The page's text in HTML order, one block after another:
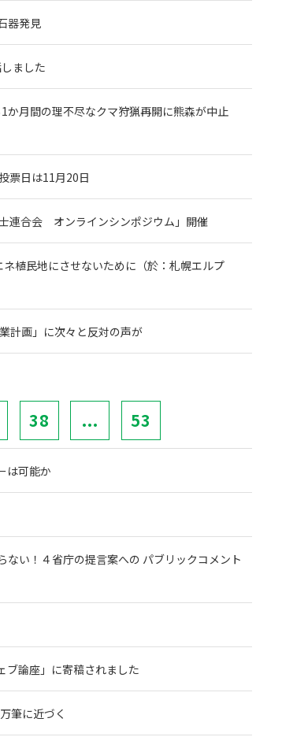
器発見
ました
月間の理不尽なクマ狩猟再開に熊森が中止
票日は11月20日
連合会 オンラインシンポジウム」開催
植民地にさせないために（於：札幌エルプ
計画」に次々と反対の声が
38 ... 53
は可能か
ない！４省庁の提言案への パブリックコメント
ブ論座」に寄稿されました
筆に近づく